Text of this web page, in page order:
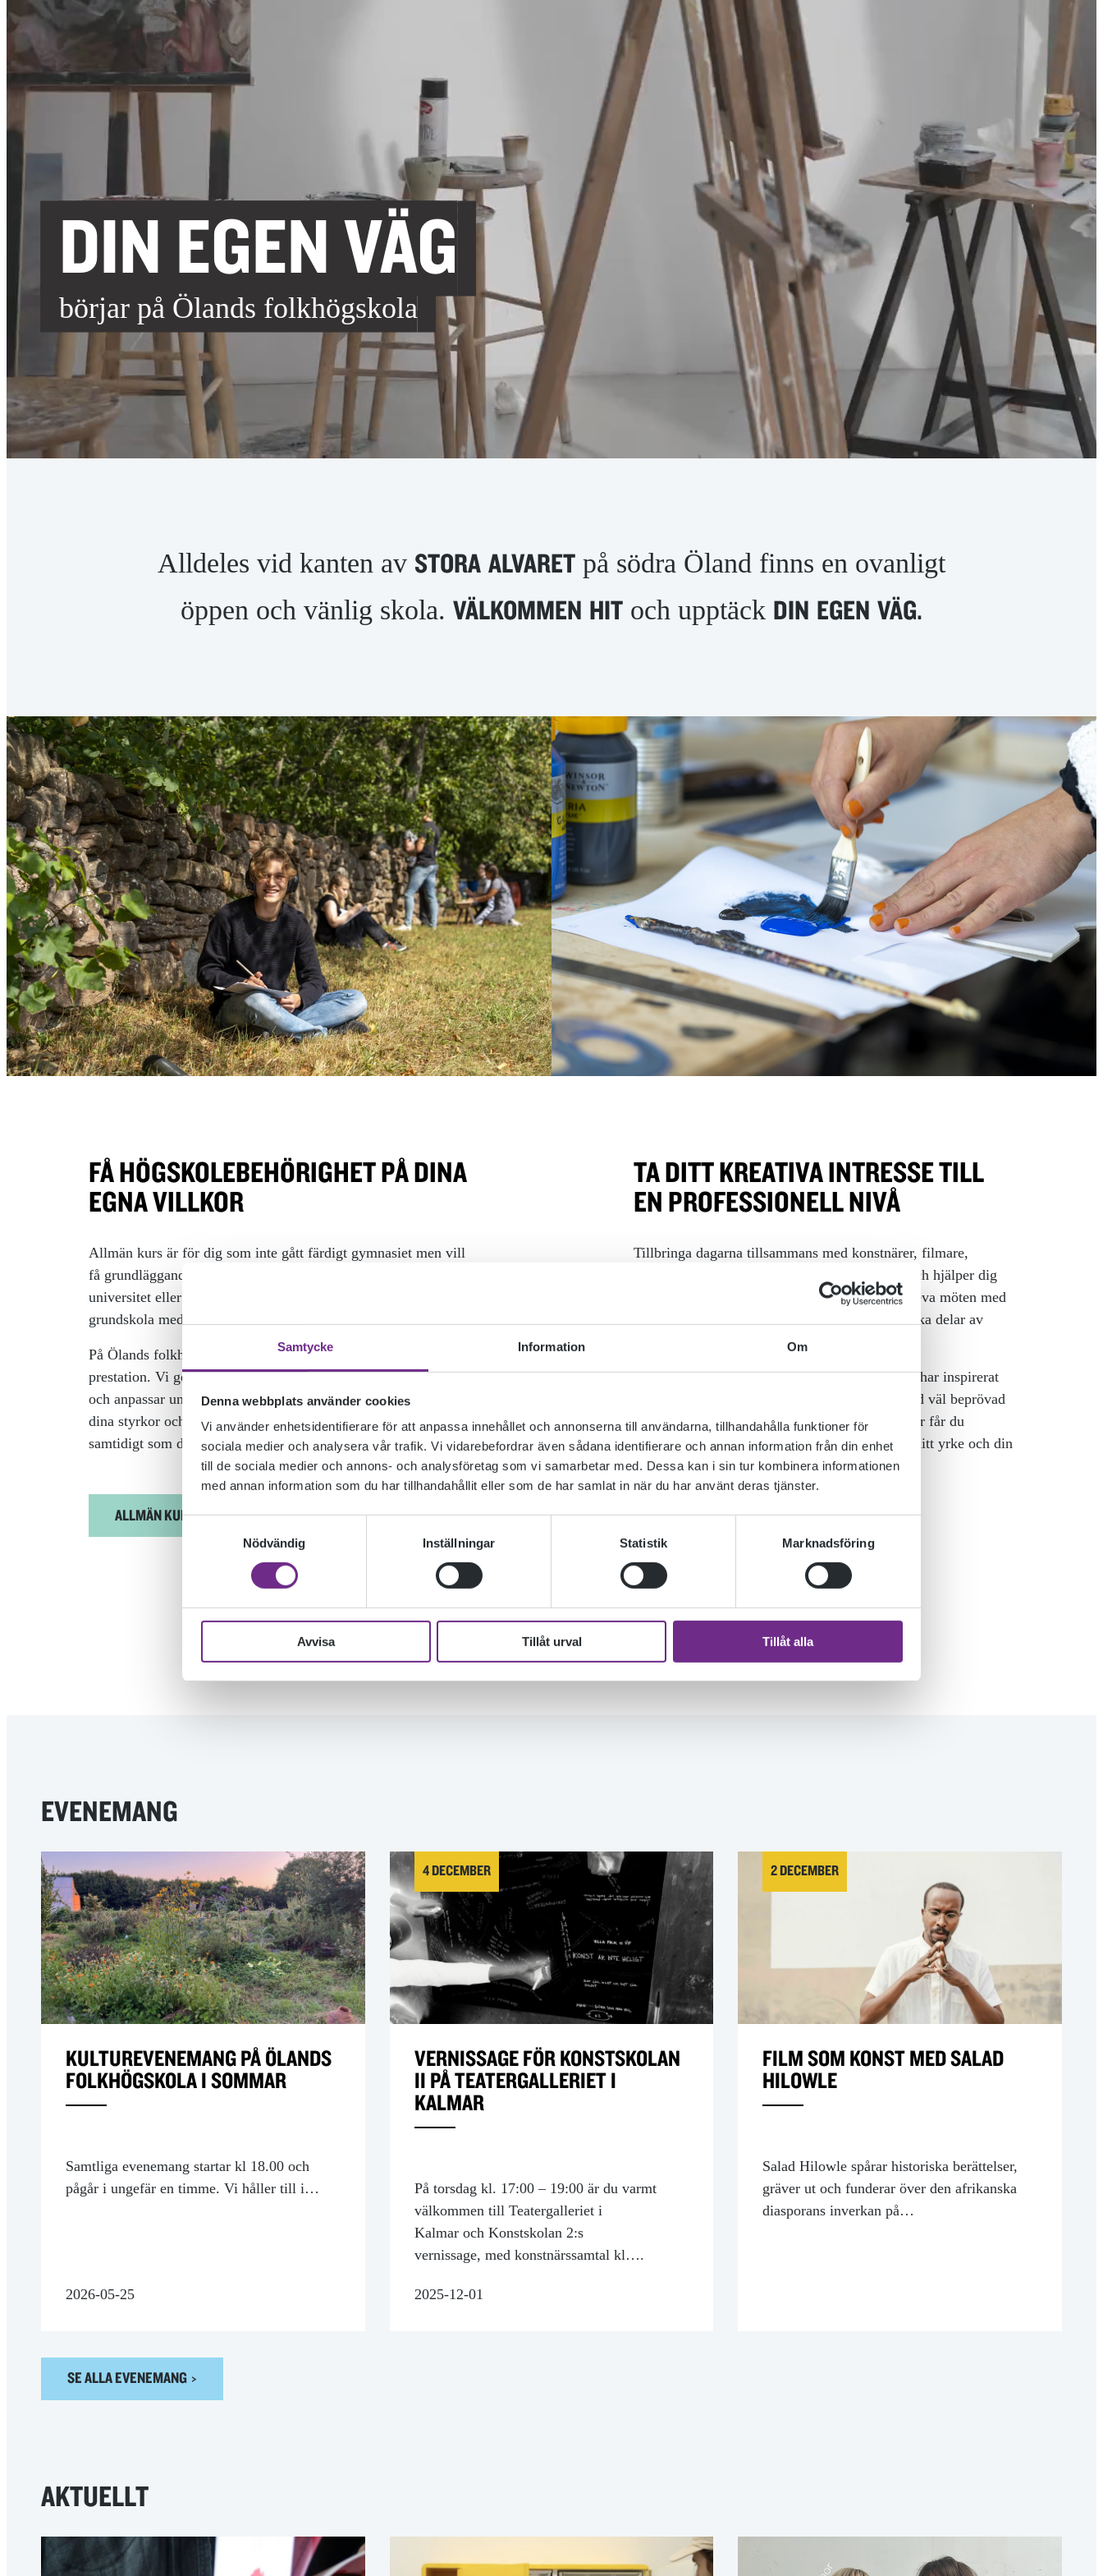
Samtycke Information Om
Denna webbplats använder cookies
Vi använder enhetsidentifierare för att anpassa innehållet och annonserna till användarna, tillhandahålla funktioner för
sociala medier och analysera vår trafik. Vi vidarebefordrar även sådana identifierare och annan information från din enhet
till de sociala medier och annons- och analysföretag som vi samarbetar med. Dessa kan i sin tur kombinera informationen
med annan information som du har tillhandahållit eller som de har samlat in när du har använt deras tjänster.
Samtyckesval
Nödvändig
Inställningar Statistik Marknadsföring
Avvisa Tillåt urval Tillåt alla
KULTUR, BILDNING, SKAPANDE – FÖR SENIORER
ODLING OCH HÅLLBARHET – FÖR SENIORER
BYGGNADSVÅRD
RÄTTIGHETER OCH REGLER
BEHANDLING AV PERSONUPPGIFTER
TILLGÄNGLIGHETSREDOGÖRELSE
DIN EGEN VÄG
börjar på Ölands folkhögskola
FOLKHÖGSKOLA
Alldeles vid kanten av STORA ALVARET på södra Öland finns en ovanligt
öppen och vänlig skola. VÄLKOMMEN HIT och upptäck DIN EGEN VÄG.
FÅ HÖGSKOLE­BEHÖRIGHET PÅ DINA
EGNA VILLKOR
Allmän kurs är för dig som inte gått färdigt gymnasiet men vill
få grundläggande behörighet att söka vidare till högskola,
universitet eller till yrkeshögskola. Eller för dig som vill läsa in
grundskola med svenska som andraspråk.
På Ölands folkhögskola sätter vi inte betyg på din
prestation. Vi ger studieomdömen baserade på ditt sätt att delta
och anpassar undervisningen efter dina behov. Du lär känna
dina styrkor och får uppleva en annorlunda sorts skola,
samtidigt som du får allt du behöver för att kunna läsa vidare.
ALLMÄN KURS
TA DITT KREATIVA INTRESSE TILL
EN PROFESSIONELL NIVÅ
Tillbringa dagarna tillsammans med konstnärer, filmare,
författare och musiker som lär dig hantverket och hjälper dig
att utveckla din egen stil. Samtidigt får du uppleva möten med
kreativa människor från alla bakgrunder och olika delar av
Ölands folkhögskola ligger i en unik miljö som har inspirerat
kreativa själar i mer än hundra år. Vi jobbar med väl beprövad
pedagogik, i professionellt utrustade lokaler. Här får du
verktygen för att ta nästa steg i din utbildning, ditt yrke och din
personliga utveckling.
PROFILKURSER
EVENEMANG
KULTUREVENEMANG PÅ ÖLANDS
FOLKHÖGSKOLA I SOMMAR
Samtliga evenemang startar kl 18.00 och
pågår i ungefär en timme. Vi håller till i…
2026-05-25
4 DECEMBER
VERNISSAGE FÖR KONSTSKOLAN
II PÅ TEATERGALLERIET I
KALMAR
På torsdag kl. 17:00 – 19:00 är du varmt
välkommen till Teatergalleriet i
Kalmar och Konstskolan 2:s
vernissage, med konstnärssamtal kl….
2025-12-01
2 DECEMBER
FILM SOM KONST MED SALAD
HILOWLE
Salad Hilowle spårar historiska berättelser,
gräver ut och funderar över den afrikanska
diasporans inverkan på…
SE ALLA EVENEMANG
AKTUELLT